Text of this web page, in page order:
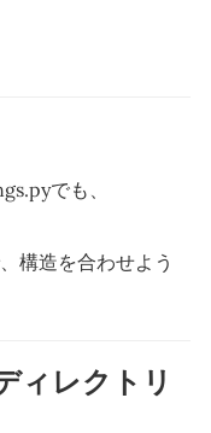
でも、
構造を合わせよう
レクトリ